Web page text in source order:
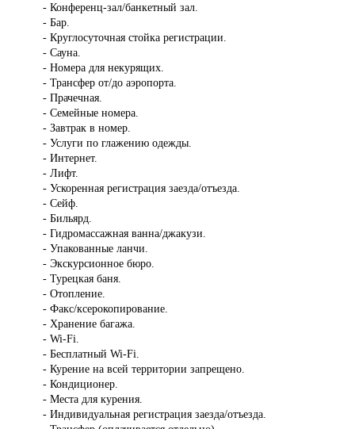
- Конференц-зал/банкетный зал.
- Бар.
- Круглосуточная стойка регистрации.
- Сауна.
- Номера для некурящих.
- Трансфер от/до аэропорта.
- Прачечная.
- Семейные номера.
- Завтрак в номер.
- Услуги по глажению одежды.
- Интернет.
- Лифт.
- Ускоренная регистрация заезда/отъезда.
- Сейф.
- Бильярд.
- Гидромассажная ванна/джакузи.
- Упакованные ланчи.
- Экскурсионное бюро.
- Турецкая баня.
- Отопление.
- Факс/ксерокопирование.
- Хранение багажа.
- Wi-Fi.
- Бесплатный Wi-Fi.
- Курение на всей территории запрещено.
- Кондиционер.
- Места для курения.
- Индивидуальная регистрация заезда/отъезда.